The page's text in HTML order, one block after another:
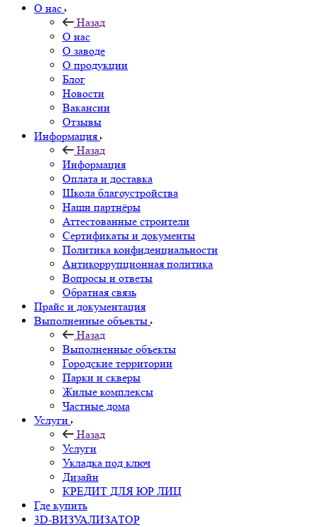
О нас
Назад
О нас
О заводе
О продукции
Блог
Новости
Вакансии
Отзывы
Информация
Назад
Информация
Оплата и доставка
Школа благоустройства
Наши партнёры
Аттестованные строители
Сертификаты и документы
Политика конфиденциальности
Антикоррупционная политика
Вопросы и ответы
Обратная связь
Прайс и документация
Выполненные объекты
Назад
Выполненные объекты
Городские территории
Парки и скверы
Жилые комплексы
Частные дома
Услуги
Назад
Услуги
Укладка под ключ
Дизайн
КРЕДИТ ДЛЯ ЮР ЛИЦ
Где купить
3D-ВИЗУАЛИЗАТОР